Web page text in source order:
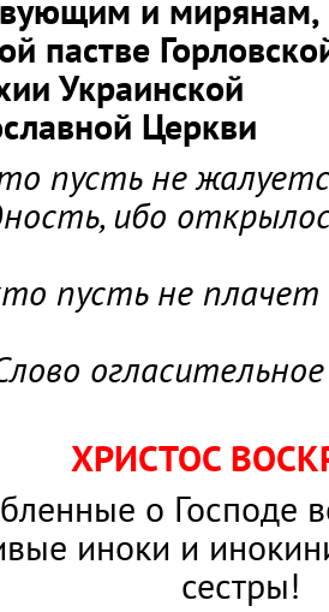
и мирянам,
пастве
Украинской
Церкви
пусть не
ибо
пусть не плачет
ХРИСТОС
о Господе
иноки и
сестры!